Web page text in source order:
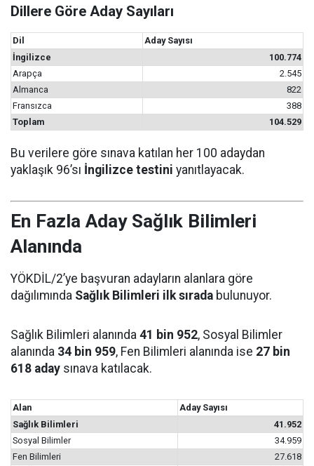
Dillere Göre Aday Sayıları
Dil
Aday Sayısı
İngilizce
100.774
Arapça
2.545
Almanca
822
Fransızca
388
Toplam
104.529
Bu verilere göre sınava katılan her 100 adaydan
yaklaşık 96’sı İngilizce testini yanıtlayacak.
En Fazla Aday Sağlık Bilimleri
Alanında
YÖKDİL/2’ye başvuran adayların alanlara göre
dağılımında Sağlık Bilimleri ilk sırada bulunuyor.
Sağlık Bilimleri alanında 41 bin 952, Sosyal Bilimler
alanında 34 bin 959, Fen Bilimleri alanında ise 27 bin
618 aday sınava katılacak.
Alan
Aday Sayısı
Sağlık Bilimleri
41.952
Sosyal Bilimler
34.959
Fen Bilimleri
27.618